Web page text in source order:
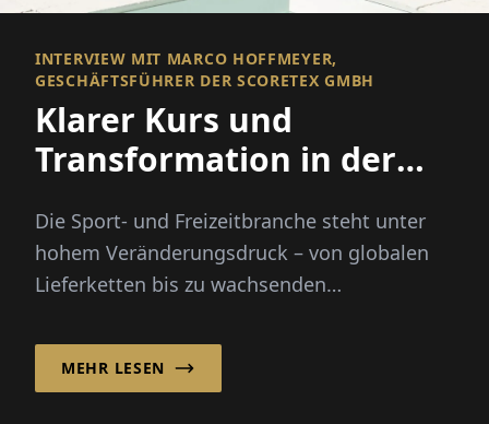
INTERVIEW MIT MARCO HOFFMEYER,
GESCHÄFTSFÜHRER DER SCORETEX GMBH
Klarer Kurs und
Transformation in der
Die Sport- und Freizeitbranche steht unter
hohem Veränderungsdruck – von globalen
Lieferketten bis zu wachsenden
MEHR LESEN